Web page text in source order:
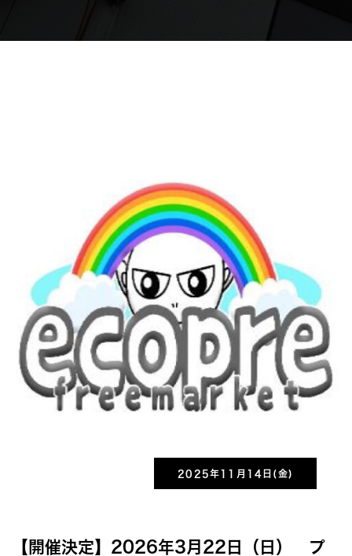
2025年11月14日(金)
【開催決定】2026年3月22日（日） プ